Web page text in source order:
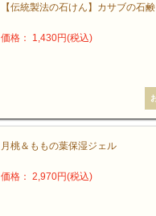
【伝統製法の石けん】カサブの石鹸
価格： 1,430円(税込)
月桃＆ももの葉保湿ジェル
価格： 2,970円(税込)